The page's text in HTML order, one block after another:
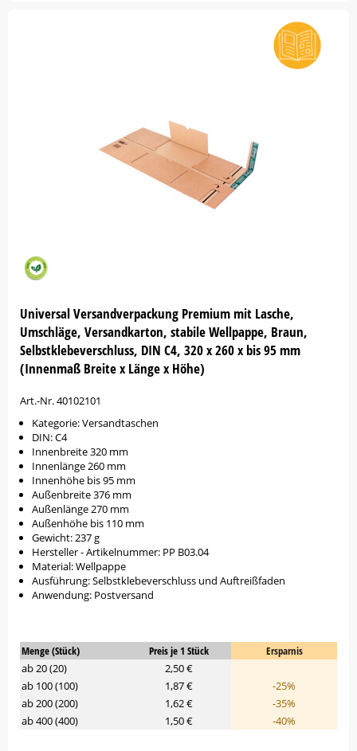
Universal Versandverpackung Premium mit Lasche,
Umschläge, Versandkarton, stabile Wellpappe, Braun,
Selbstklebeverschluss, DIN C4, 320 x 260 x bis 95 mm
(Innenmaß Breite x Länge x Höhe)
Art.-Nr. 40102101
Kategorie: Versandtaschen
DIN: C4
Innenbreite 320 mm
Innenlänge 260 mm
Innenhöhe bis 95 mm
Außenbreite 376 mm
Außenlänge 270 mm
Außenhöhe bis 110 mm
Gewicht: 237 g
Hersteller - Artikelnummer: PP B03.04
Material: Wellpappe
Ausführung: Selbstklebeverschluss und Auftreißfaden
Anwendung: Postversand
Menge (Stück) Preis je 1 Stück
Ersparnis
ab 20 (20)
2,50 €
ab 100 (100)
1,87 €
-25%
ab 200 (200)
1,62 €
-35%
ab 400 (400)
1,50 € -40%